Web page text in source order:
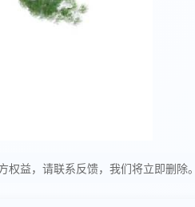
益，请联系反馈，我们将立即删除。